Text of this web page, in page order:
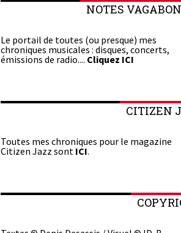
NOTES
Le portail de toutes (ou presque) mes
chroniques musicales : disques, concerts,
émissions de radio.... Cliquez ICI
CITIZEN
Toutes mes chroniques pour le magazine
Citizen Jazz sont ICI.